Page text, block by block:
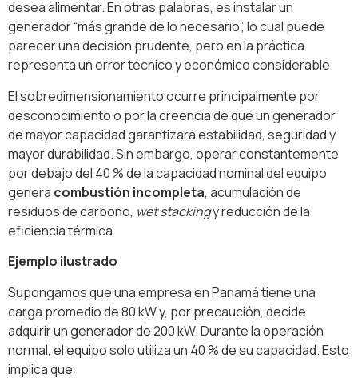
desea alimentar. En otras palabras, es instalar un
generador “más grande de lo necesario”, lo cual puede
parecer una decisión prudente, pero en la práctica
representa un error técnico y económico considerable.
El sobredimensionamiento ocurre principalmente por
desconocimiento o por la creencia de que un generador
de mayor capacidad garantizará estabilidad, seguridad y
mayor durabilidad. Sin embargo, operar constantemente
por debajo del 40 % de la capacidad nominal del equipo
genera combustión incompleta, acumulación de
residuos de carbono, wet stackingy reducción de la
eficiencia térmica.
Ejemplo ilustrado
Supongamos que una empresa en Panamá tiene una
carga promedio de 80 kW y, por precaución, decide
adquirir un generador de 200 kW. Durante la operación
normal, el equipo solo utiliza un 40 % de su capacidad. Esto
implica que: